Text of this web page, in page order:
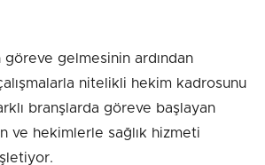
göreve gelmesinin ardından
nitelikli hekim kadrosunu
branşlarda göreve başlayan
ve hekimlerle sağlık hizmeti